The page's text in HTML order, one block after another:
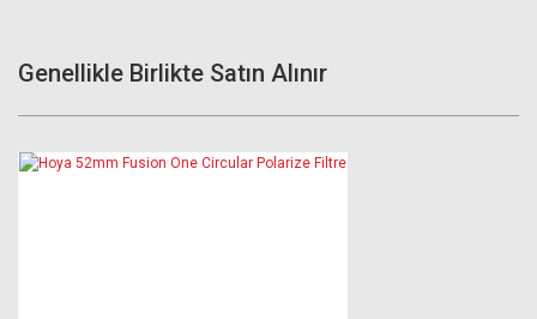
Genellikle Birlikte Satın Alınır